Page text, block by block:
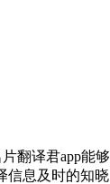
翻译君app能
息及时的知晓